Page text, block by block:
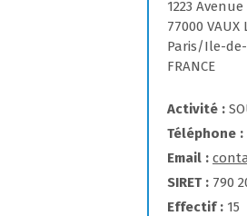
1223
77000 VAUX
Paris/Ile-
FRANCE
Activité
Téléphone
Email
SIRET
790
Effectif
15